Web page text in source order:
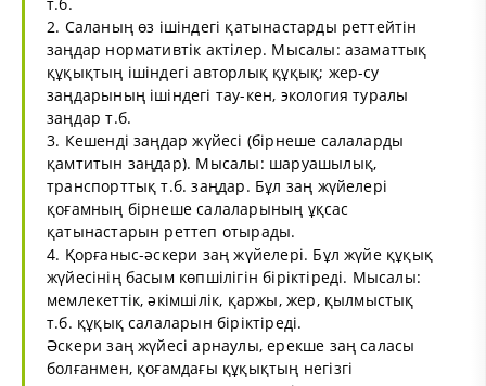
2. Саланың өз ішіндегі қатынастарды реттейтін
заңдар нормативтік актілер. Мысалы: азаматтық
құқықтың ішіндегі авторлық құқық; жер-су
заңдарының ішіндегі тау-кен, экология туралы
заңдар т.б.
3. Кешенді заңдар жүйесі (бірнеше салаларды
қамтитын заңдар). Мысалы: шаруашылық,
транспорттық т.б. заңдар. Бұл заң жүйелері
қоғамның бірнеше салаларының ұқсас
қатынастарын реттеп отырады.
4. Қорғаныс-әскери заң жүйелері. Бұл жүйе құқық
жүйесінің басым көпшілігін біріктіреді. Мысалы:
мемлекеттік, әкімшілік, қаржы, жер, қылмыстық
т.б. құқық салаларын біріктіреді.
Әскери заң жүйесі арнаулы, ерекше заң саласы
болғанмен, қоғамдағы құқықтың негізгі